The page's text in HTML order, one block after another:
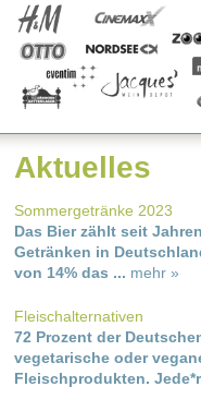
Aktuelles
Sommergetränke 2023
Das Bier zählt seit
Getränken in
von 14% das ... mehr »
Fleischalternativen
72 Prozent der
vegetarische oder
Fleischprodukten.